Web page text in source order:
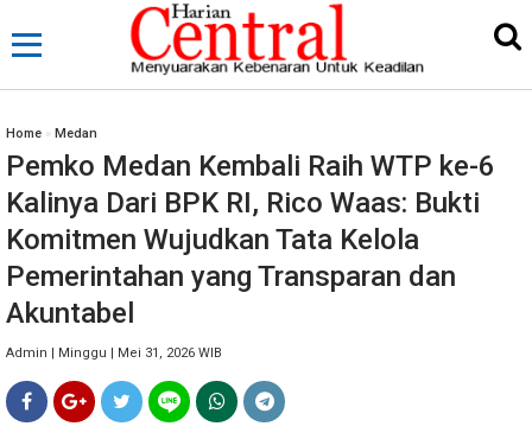
Home » Medan
Pemko Medan Kembali Raih WTP ke-6
Kalinya Dari BPK RI, Rico Waas: Bukti
Komitmen Wujudkan Tata Kelola
Pemerintahan yang Transparan dan
Akuntabel
Admin | Minggu | Mei 31, 2026 WIB